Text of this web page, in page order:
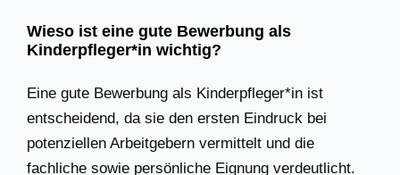
Wieso ist eine gute Bewerbung als
Kinderpfleger*in wichtig?
Eine gute Bewerbung als Kinderpfleger*in ist
entscheidend, da sie den ersten Eindruck bei
potenziellen Arbeitgebern vermittelt und die
fachliche sowie persönliche Eignung verdeutlicht.